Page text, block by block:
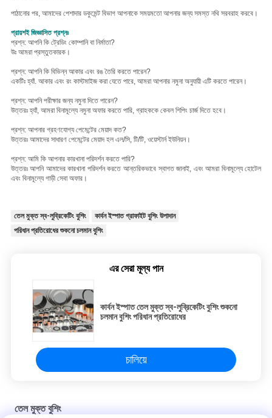
পাঠানোর পর, আমাদের পেশাদার ডকুমেন্ট বিভাগ আপনাকে সময়মতো আপনার জন্য সমস্ত নথি সরবরাহ করবে।
প্রায়শই জিজ্ঞাসিত প্রশ্নঃ
প্রশ্ন: আপনি কি ট্রেডিং কোম্পানি বা নির্মাতা?
উঃ আমরা প্রস্তুতকারক।
প্রশ্ন: আপনি কি বিভিন্ন আকার এবং রঙ তৈরি করতে পারেন?
একটিঃ হ্যাঁ. আকার এবং রং কাস্টমাইজ করা যেতে পারে, আমরা আপনার নমুনা অনুযায়ী এটি করতে পারেন।
প্রশ্ন: আপনি পরীক্ষার জন্য নমুনা দিতে পারেন?
উত্তরঃ হ্যাঁ, আমরা বিনামূল্যে নমুনা অফার করতে পারি, গ্রাহককে কেবল শিপিং চার্জ দিতে হবে।
প্রশ্ন: আপনার গ্রহণযোগ্য পেমেন্টের মেয়াদ কত?
উত্তরঃ আমাদের সাধারণ পেমেন্টের মেয়াদ হল এল/সি, টি/টি, ওয়েস্টার্ন ইউনিয়ন।
প্রশ্ন: আমি কি আপনার কারখানা পরিদর্শন করতে পারি?
উত্তরঃ আপনি আমাদের কারখানা পরিদর্শন করতে আন্তরিকভাবে স্বাগত জানাই, এবং আমরা বিনামূল্যে হোটেল
এবং বিনামূল্যে গাড়ী সেবা অফার।
তেল মুক্ত স্ব-লুব্রিকেটিং বুশিং
কার্বন ইস্পাত গ্রাফাইট বুশিং উপাদান
পরিধান প্রতিরোধের শুকনো চলমান বুশিং
এর সেরা মূল্য পান
কার্বন ইস্পাত তেল মুক্ত স্ব-লুব্রিকেটিং বুশিং শুকনো
চলমান বুশিং পরিধান প্রতিরোধের
চালিয়ে
তেল মুক্ত বুশিং